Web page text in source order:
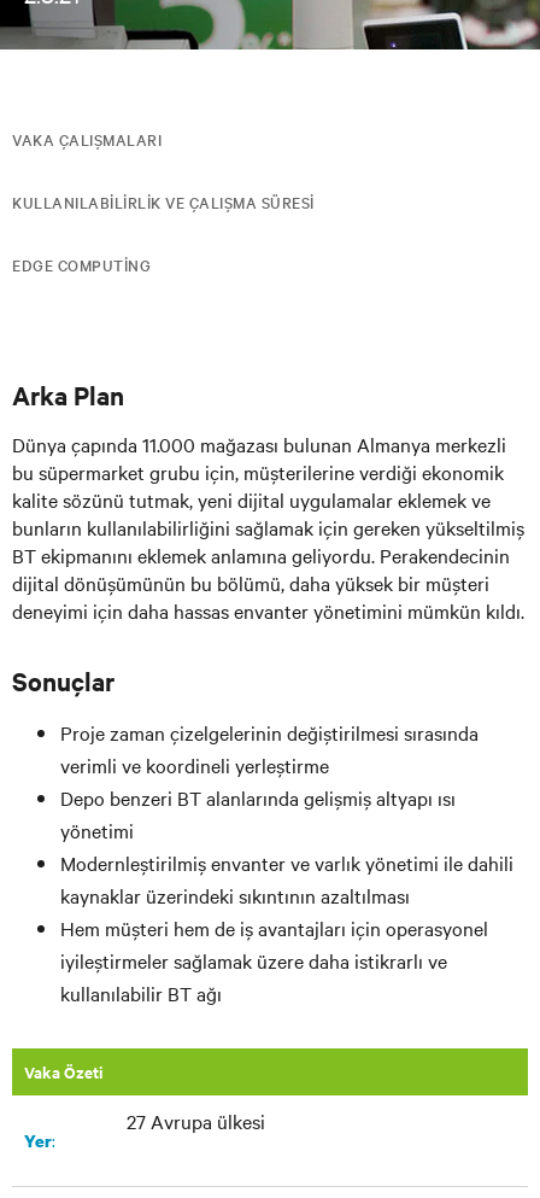
VAKA ÇALIŞMALARI
KULLANILABILIRLIK VE ÇALIŞMA SÜRESI
EDGE COMPUTING
Arka Plan
Dünya çapında 11.000 mağazası bulunan Almanya merkezli
bu süpermarket grubu için, müşterilerine verdiği ekonomik
kalite sözünü tutmak, yeni dijital uygulamalar eklemek ve
bunların kullanılabilirliğini sağlamak için gereken yükseltilmiş
BT ekipmanını eklemek anlamına geliyordu. Perakendecinin
dijital dönüşümünün bu bölümü, daha yüksek bir müşteri
deneyimi için daha hassas envanter yönetimini mümkün kıldı.
Sonuçlar
Proje zaman çizelgelerinin değiştirilmesi sırasında
verimli ve koordineli yerleştirme
Depo benzeri BT alanlarında gelişmiş altyapı ısı
yönetimi
Modernleştirilmiş envanter ve varlık yönetimi ile dahili
kaynaklar üzerindeki sıkıntının azaltılması
Hem müşteri hem de iş avantajları için operasyonel
iyileştirmeler sağlamak üzere daha istikrarlı ve
kullanılabilir BT ağı
Vaka Özeti
Yer:​
27 Avrupa ülkesi